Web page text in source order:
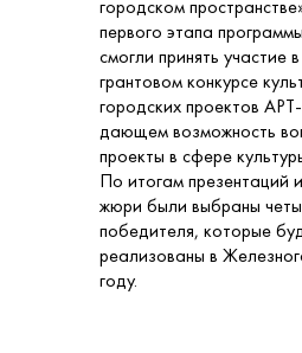
городском
первого этапа
смогли принять участие
грантовом конкурсе
городских проектов
дающем возможность
проекты в сфере
По итогам презентаций
жюри были выбраны
победителя, которые
реализованы в
году.